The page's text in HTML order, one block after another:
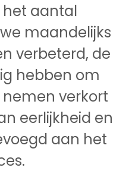
het aantal
maandelijks
verbeterd, de
hebben om
verkort
eerlijkheid en
aan het